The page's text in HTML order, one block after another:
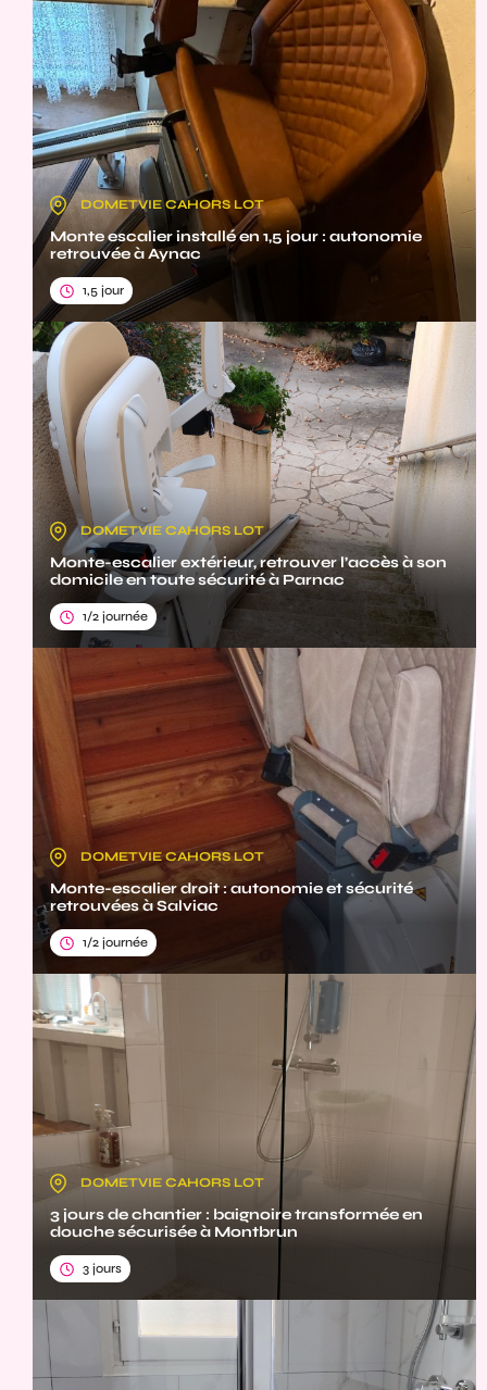
DOMETVIE CAHORS LOT
Monte escalier installé en 1,5 jour : autonomie
retrouvée à Aynac
1,5 jour
DOMETVIE CAHORS LOT
Monte-escalier extérieur, retrouver l’accès à son
domicile en toute sécurité à Parnac
1/2 journée
DOMETVIE CAHORS LOT
Monte-escalier droit : autonomie et sécurité
retrouvées à Salviac
1/2 journée
DOMETVIE CAHORS LOT
3 jours de chantier : baignoire transformée en
douche sécurisée à Montbrun
3 jours